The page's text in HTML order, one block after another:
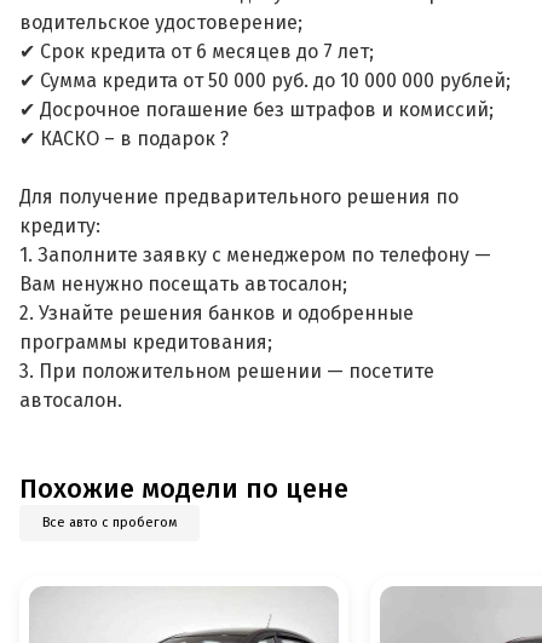
водительское удостоверение;
✔ Срок кредита от 6 месяцев до 7 лет;
✔ Сумма кредита от 50 000 руб. до 10 000 000 рублей;
✔ Досрочное погашение без штрафов и комиссий;
✔ КАСКО – в подарок ?
Для получение предварительного решения по
кредиту:
1. Заполните заявку с менеджером по телефону —
Вам ненужно посещать автосалон;
2. Узнайте решения банков и одобренные
программы кредитования;
3. При положительном решении — посетите
автосалон.
Похожие модели по цене
Все авто с пробегом